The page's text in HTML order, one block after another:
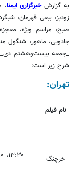
به گزارش خبرگزاری ایمنا،
زودپز، ببعی
صبح، مراسم ویژه،
جادویی، ماهور، شنگول
_جمعه بیست‌وهشتم دی_
شرح زیر است:
تهران:
نام فیلم
خرچنگ ۱۳:۳۰، ۱۵:۱۰، ۱۶:۵۰، ۱۸:۳۰، ۲۰:۱۰، ۲۱:۵۰، ۲۳:۳۰